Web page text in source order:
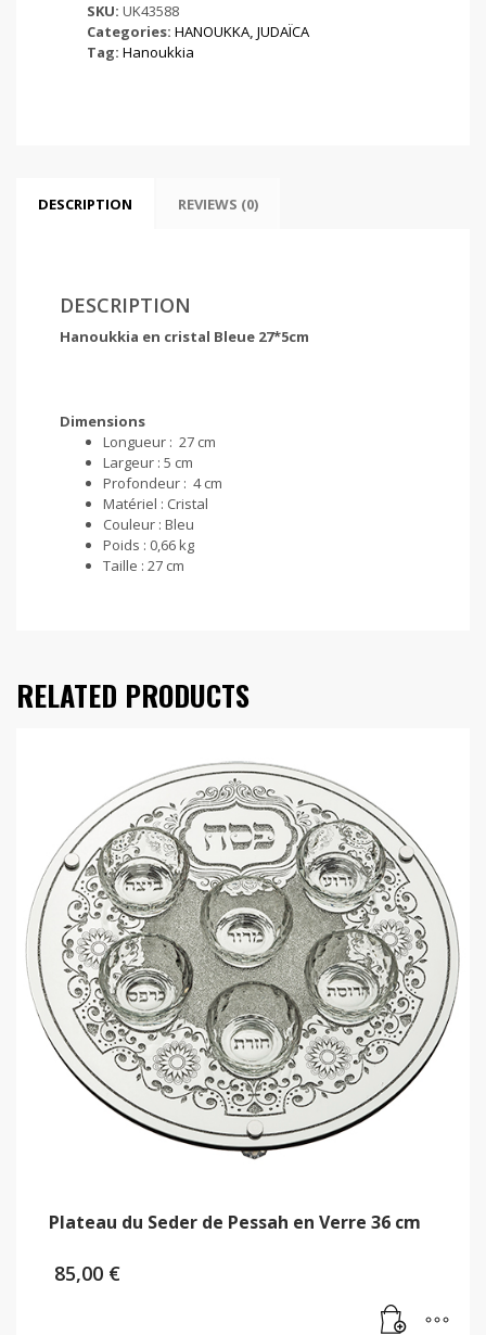
SKU: UK43588
Categories: HANOUKKA, JUDAÏCA
Tag: Hanoukkia
DESCRIPTION REVIEWS (0)
DESCRIPTION
Hanoukkia en cristal Bleue 27*5cm
Dimensions
Longueur : 27 cm
Largeur : 5 cm
Profondeur : 4 cm
Matériel : Cristal
Couleur : Bleu
Poids : 0,66 kg
Taille : 27 cm
RELATED PRODUCTS
Plateau du Seder de Pessah en Verre 36 cm
85,00 €